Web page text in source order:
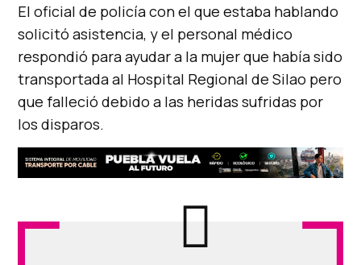
El oficial de policía con el que estaba hablando
solicitó asistencia, y el personal médico
respondió para ayudar a la mujer que había sido
transportada al Hospital Regional de Silao pero
que falleció debido a las heridas sufridas por
los disparos.